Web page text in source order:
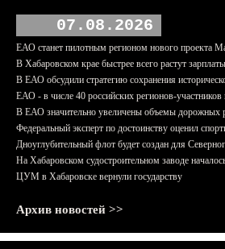
07.08.2026
ЕАО станет пилотным регионом нового проекта
В Хабаровском крае быстрее всего растут
В ЕАО обсудили стратегию сохранения
ЕАО - в числе 40 российских регионов-
В ЕАО значительно увеличены объемы дорожных
Федеральный эксперт по достоинству оценил
Дноуглубительный флот будет создан для
На Хабаровском судостроительном заводе
ЦУМ в Хабаровске вернули государству
Архив новостей >>